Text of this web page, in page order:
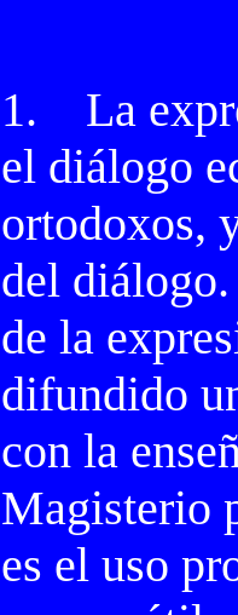
1. La
el diálogo
ortodoxos,
del diálogo.
de la
difundido
con la
Magisterio
es el uso